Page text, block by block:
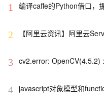
1
编译caffe的Python借口，
function (PyInit__caffe)
2
【阿里云资讯】阿里云
3 cv2.error: OpenCV(4.5.2)
4 javascript对象模型和